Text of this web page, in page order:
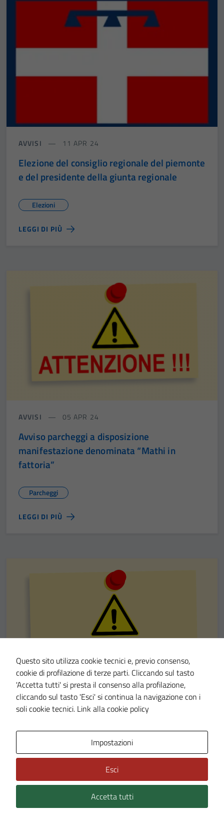
AVVISI 11 APR 24
Elezione del consiglio regionale del piemonte
e del presidente della giunta regionale
Elezioni
LEGGI DI PIÙ
AVVISI 05 APR 24
Avviso parcheggi a disposizione
manifestazione denominata “Mathi in
fattoria”
Parcheggi
LEGGI DI PIÙ
AVVISI 29 GEN 24
Questo sito utilizza cookie tecnici e, previo consenso,
cookie di profilazione di terze parti. Cliccando sul tasto
'Accetta tutti' si presta il consenso alla profilazione,
cliccando sul tasto 'Esci' si continua la navigazione con i
soli cookie tecnici. Link alla cookie policy
Impostazioni
Esci
Accetta tutti